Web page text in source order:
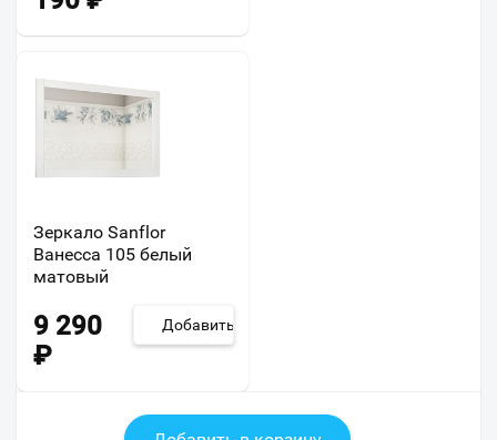
Зеркало Sanflor
Ванесса 105 белый
матовый
9 290
₽
Добавить